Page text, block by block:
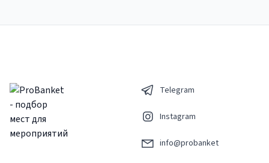
Telegram
Instagram
info@probanket